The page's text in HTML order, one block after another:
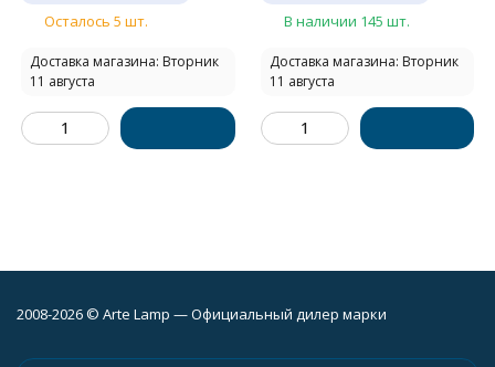
Осталось 5 шт.
Доставка магазина: Вторник
11 августа
В наличии 145 шт.
Доставка магазина: Вторник
11 августа
2008-2026 © Arte Lamp — Официальный дилер марки